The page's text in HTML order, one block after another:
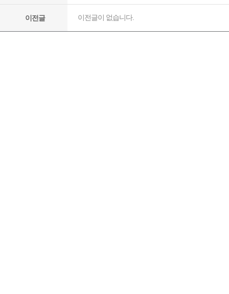
이전글 이전글이 없습니다.